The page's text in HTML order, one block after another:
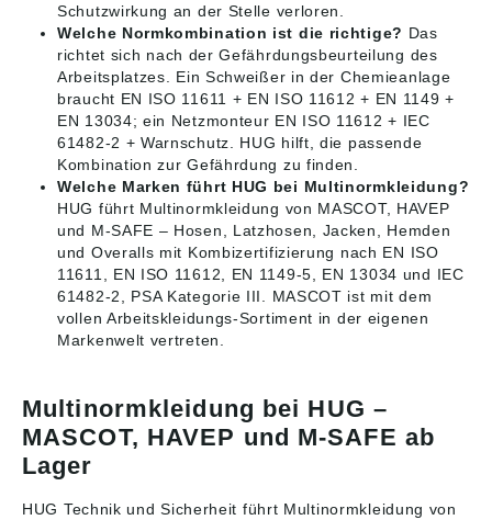
Schutzwirkung an der Stelle verloren.
Welche Normkombination ist die richtige? Das
richtet sich nach der Gefährdungsbeurteilung des
Arbeitsplatzes. Ein Schweißer in der Chemieanlage
braucht EN ISO 11611 + EN ISO 11612 + EN 1149 +
EN 13034; ein Netzmonteur EN ISO 11612 + IEC
61482-2 + Warnschutz. HUG hilft, die passende
Kombination zur Gefährdung zu finden.
Welche Marken führt HUG bei Multinormkleidung?
HUG führt Multinormkleidung von MASCOT, HAVEP
und M-SAFE – Hosen, Latzhosen, Jacken, Hemden
und Overalls mit Kombizertifizierung nach EN ISO
11611, EN ISO 11612, EN 1149-5, EN 13034 und IEC
61482-2, PSA Kategorie III. MASCOT ist mit dem
vollen Arbeitskleidungs-Sortiment in der eigenen
Markenwelt vertreten.
Multinormkleidung bei HUG –
MASCOT, HAVEP und M-SAFE ab
Lager
HUG Technik und Sicherheit führt Multinormkleidung von